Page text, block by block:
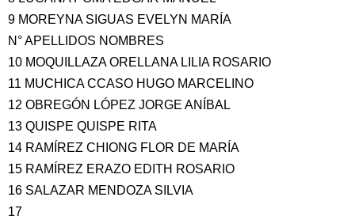
9 MOREYNA SIGUAS EVELYN MARÍA
N° APELLIDOS NOMBRES
10 MOQUILLAZA ORELLANA LILIA ROSARIO
11 MUCHICA CCASO HUGO MARCELINO
12 OBREGÓN LÓPEZ JORGE ANÍBAL
13 QUISPE QUISPE RITA
14 RAMÍREZ CHIONG FLOR DE MARÍA
15 RAMÍREZ ERAZO EDITH ROSARIO
16 SALAZAR MENDOZA SILVIA
17